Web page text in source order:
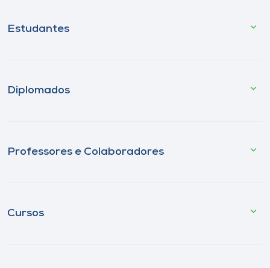
Estudantes
Diplomados
Professores e Colaboradores
Cursos